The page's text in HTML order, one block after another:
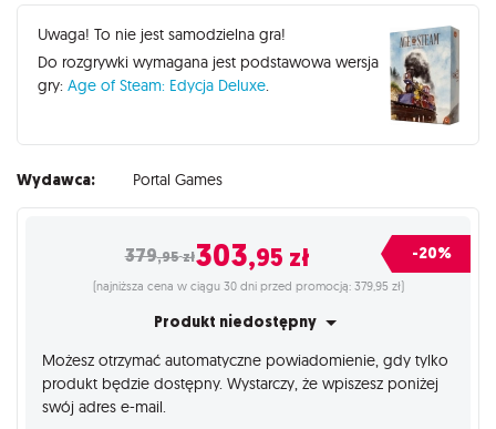
Uwaga! To nie jest samodzielna gra!
Do rozgrywki wymagana jest podstawowa wersja
gry: Age of Steam: Edycja Deluxe.
Wydawca: Portal Games
379,95zł303,95 zł -20%
(najniższa cena w ciągu 30 dni przed promocją: 379,95 zł)
Produkt niedostępny
Możesz otrzymać automatyczne powiadomienie, gdy tylko
produkt będzie dostępny. Wystarczy, że wpiszesz poniżej
swój adres e-mail.